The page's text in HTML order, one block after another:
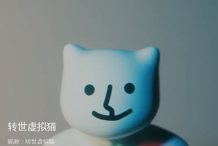
转世虚拟猫
昵称： 转世虚拟猫